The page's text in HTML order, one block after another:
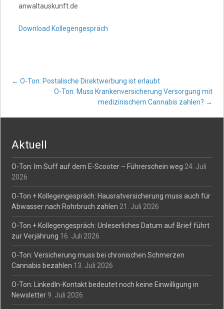
anwaltauskunft.de
Download Kollegengespräch
Post
navigation
← O-Ton: Postalische Direktwerbung ist erlaubt
O-Ton: Muss Krankenversicherung Versorgung mit
medizinischem Cannabis zahlen? →
Aktuell
O-Ton: Im Suff auf dem E-Scooter – Führerschein weg 24. Juli
2026
O-Ton + Kollegengespräch: Hausratversicherung muss auch für
Abwasser nach Rohrbruch zahlen 21. Juli 2026
O-Ton + Kollegengespräch: Unleserliches Datum auf Brief führt
zur Verjährung 16. Juli 2026
O-Ton: Versicherung muss bei chronischen Schmerzen
Cannabis bezahlen 13. Juli 2026
O-Ton: LinkedIn-Kontakt bedeutet noch keine Einwilligung in
Newsletter 9. Juli 2026